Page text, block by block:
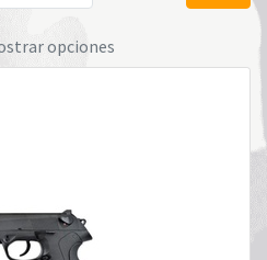
opciones